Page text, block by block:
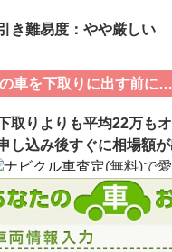
き難易度：やや厳しい
車を下取りに出す前に
取りよりも平均22万もオ
し込み後すぐに相場額が
ナビクル車査定(無料)で